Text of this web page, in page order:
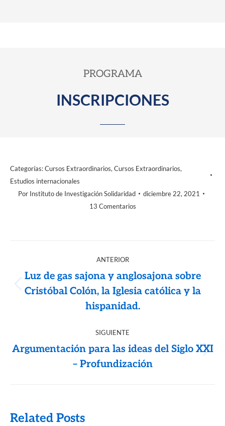
PROGRAMA
INSCRIPCIONES
Categorías:Cursos Extraordinarios, Cursos Extraordinarios,
Estudios internacionales
Por Instituto de Investigación Solidaridad
diciembre 22, 2021
13 Comentarios
ANTERIOR
Luz de gas sajona y anglosajona sobre
Cristóbal Colón, la Iglesia católica y la
hispanidad.
SIGUIENTE
Argumentación para las ideas del Siglo XXI
– Profundización
Related Posts